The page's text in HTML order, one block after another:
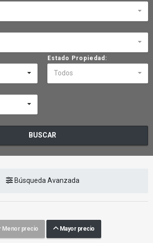
Estado Propiedad:
Todos
BUSCAR
Búsqueda Avanzada
Menor precio Mayor precio